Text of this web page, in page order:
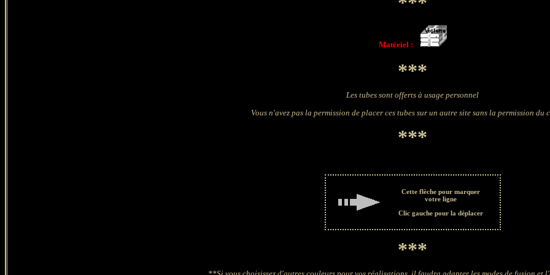
Matériel :
***
Les tubes sont offerts à usage personnel
Vous n'avez pas la permission de placer ces tubes sur un autre site sans la permission du
***
Cette flèche pour marquer
votre ligne
Clic gauche pour la déplacer
***